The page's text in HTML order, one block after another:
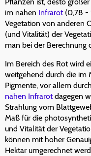
Pflanzen ist, desto
im nahen Infrarot(0,78 -
Vegetation von anderen
(und Vitalität) der
man bei der Berechnung
Im Bereich des Rot wird
weitgehend durch die im
Pigmente, vor allem
nahen Infrarotdagegen
Strahlung vom
Maß für die
und Vitalität der
können mit hoher
Hektar umgerechnet